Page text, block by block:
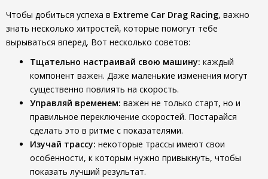
Чтобы добиться успеха в Extreme Car Drag Racing, важно
знать несколько хитростей, которые помогут тебе
вырываться вперед. Вот несколько советов:
Тщательно настраивай свою машину: каждый
компонент важен. Даже маленькие изменения могут
существенно повлиять на скорость.
Управляй временем: важен не только старт, но и
правильное переключение скоростей. Постарайся
сделать это в ритме с показателями.
Изучай трассу: некоторые трассы имеют свои
особенности, к которым нужно привыкнуть, чтобы
показать лучший результат.